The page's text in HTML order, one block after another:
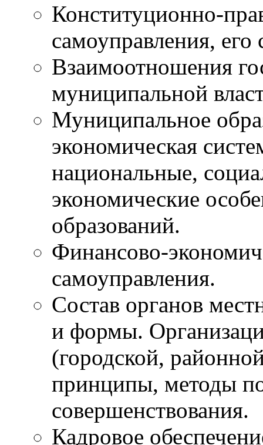
Конституционно-
самоуправления,
Взаимоотношения
муниципальной
Муниципальное
экономическая
национальные,
экономические
образований.
Финансово-
самоуправления.
Состав органов
и формы.
(городской,
принципы, методы
совершенствования.
Кадровое